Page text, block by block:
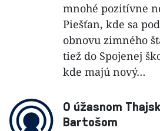
mnohé pozitívne
Piešťan, kde sa
obnovu zimného
tiež do Spojenej
kde majú nový…
O úžasnom
Bartošom